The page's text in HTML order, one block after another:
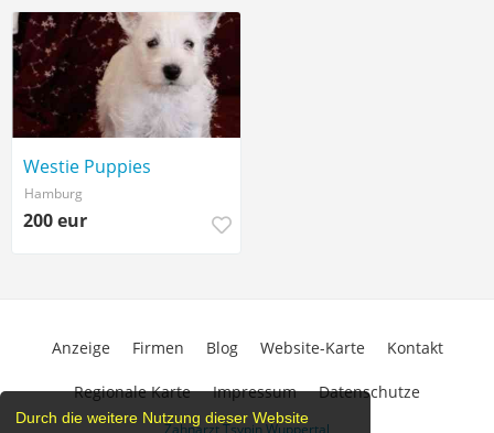
Durch die weitere Nutzung dieser Website
Westie Puppies
Hamburg
200 eur
Anzeige Firmen Blog Website-Karte Kontakt
Regionale Karte Impressum Datenschutze